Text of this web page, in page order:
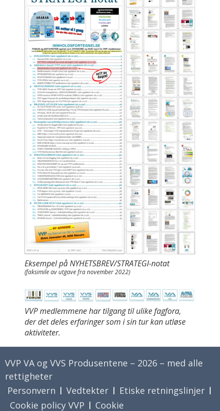
Eksempel på NYHETSBREV/STRATEGI-notat
(faksimile av utgave fra november 2022)
VVP medlemmene har tilgang til ulike fagfora,
der det deles erfaringer som i sin tur kan utløse
aktiviteter.
VVP VA og VVS Produsentene – 2026 – med alle
rettigheter
Personvern
Vedtekter
Etiske retningslinjer
Cookie policy VVP
Cookie